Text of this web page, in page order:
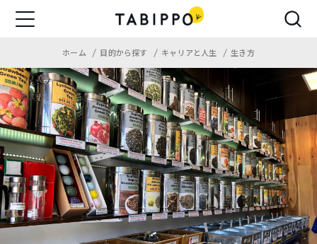
ホーム 目的から探す キャリアと人生 生き方